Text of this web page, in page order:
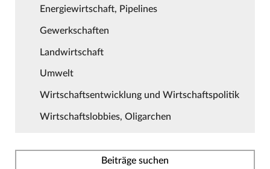
Energiewirtschaft, Pipelines
Gewerkschaften
Landwirtschaft
Umwelt
Wirtschaftsentwicklung und Wirtschaftspolitik
Wirtschaftslobbies, Oligarchen
Beiträge suchen